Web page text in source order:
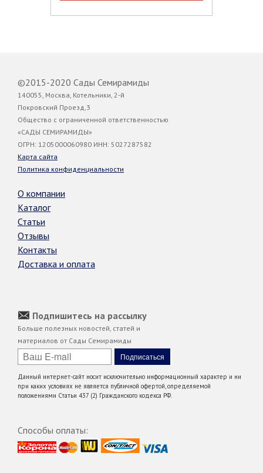
©2015-2020 Сады Семирамиды
140055, Москва, Котельники, 2-й
Покровский Проезд,3
Общество с ограниченной ответственностью
«САДЫ СЕМИРАМИДЫ»
ОГРН: 1205000060980 ИНН: 5027287582
Карта сайта
Политика конфиденциальности
О компании
Каталог
Статьи
Отзывы
Контакты
Доставка и оплата
Подпишитесь на рассылку
Больше полезных новостей, статей и
материалов от Сады Семирамиды
Данный интернет-сайт носит исключительно информационный характер и ни
при каких условиях не является публичной офертой, определяемой
положениями Статьи 437 (2) Гражданского кодекса РФ.
Способы оплаты: